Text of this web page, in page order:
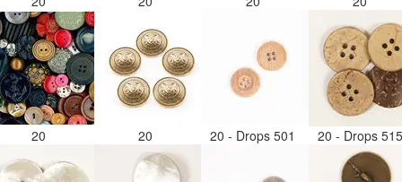
20 20 20 - Drops 501 20 - Drops